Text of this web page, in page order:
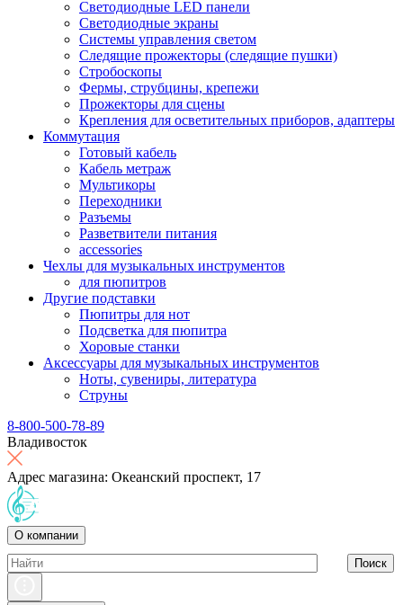
Светодиодные LED панели
Светодиодные экраны
Системы управления светом
Следящие прожекторы (следящие пушки)
Стробоскопы
Фермы, струбцины, крепежи
Прожекторы для сцены
Крепления для осветительных приборов, адаптеры
Коммутация
Готовый кабель
Кабель метраж
Мультикоры
Переходники
Разъемы
Разветвители питания
accessories
Чехлы для музыкальных инструментов
для пюпитров
Другие подставки
Пюпитры для нот
Подсветка для пюпитра
Хоровые станки
Аксессуары для музыкальных инструментов
Ноты, сувениры, литература
Струны
8-800-500-78-89
Владивосток
Адрес магазина: Океанский проспект, 17
О компании
Поиск